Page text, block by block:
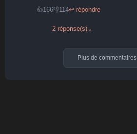
👍166👎114↩ répondre
2 réponse(s) ⌄
Plus de commentaires